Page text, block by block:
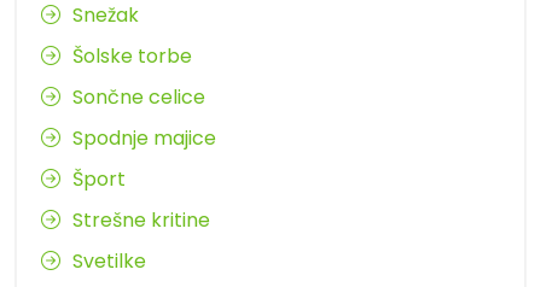
Snežak
Šolske torbe
Sončne celice
Spodnje majice
Šport
Strešne kritine
Svetilke